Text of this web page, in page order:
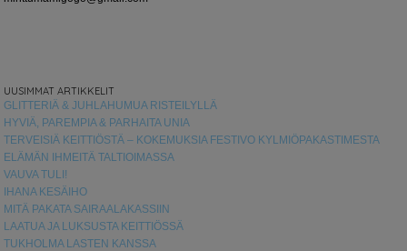
UUSIMMAT ARTIKKELIT
GLITTERIÄ & JUHLAHUMUA RISTEILYLLÄ
HYVIÄ, PAREMPIA & PARHAITA UNIA
TERVEISIÄ KEITTIÖSTÄ – KOKEMUKSIA FESTIVO KYLMIÖPAKASTIMESTA
ELÄMÄN IHMEITÄ TALTIOIMASSA
VAUVA TULI!
IHANA KESÄIHO
MITÄ PAKATA SAIRAALAKASSIIN
LAATUA JA LUKSUSTA KEITTIÖSSÄ
TUKHOLMA LASTEN KANSSA